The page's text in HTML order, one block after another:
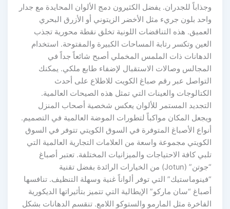
وجذاباً للجدران. يفضل الكثيرون دمج الألوان المحايدة مع جدار
واحد بلون جريء مثل الأخضر الزيتوني أو الأزرق البحري
العميق. هذه التناقضات اللونية تخلق نقطة محورية تجذب
العين وتكسر رتابة المساحات الكبيرة والمفتوحة. استخدام
الدهانات ذات الملمس المخملي أصبح شائعاً جداً في
المجالس وصالات الاستقبال لإضفاء طابع ملكي. يمكنك
التواصل عبر رقم صباغ الكويت للاطلاع على أحدث
الكتالوجات والعينات التي تمثل هذه الصيحات العالمية.
التجديد المستمر للألوان يعكس شخصية أصحاب المنزل
ويجعل المكان مواكباً لتطورات الموضة العالمية في التصميم.
أنواع الأصباغ المتوفرة في السوق الكويتي تتوفر في السوق
الكويتي مجموعة واسعة من العلامات التجارية العالمية التي
تلبي كافة الاحتياجات والميزانيات المختلفة. تعتبر أصباغ
“جوتن” (Jotun) من الخيارات الرائدة بفضل تقنية
“فينوماستيك” التي توفر ألواناً غنية وسهلة التنظيف. تنافسها
أصباغ “سان ماركو” الإيطالية التي تتميز بتأثيراتها الديكورية
الفاخرة مثل المارمو والستوكو اللامع. تنقسم الدهانات بشكل